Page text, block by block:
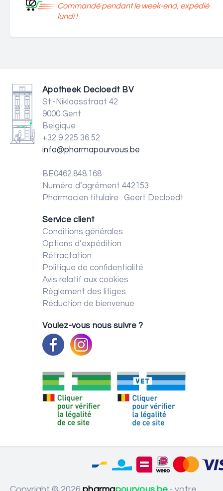
Commandé pendant le week-end, expédié
lundi !
Apotheek Decloedt BV
St.-Niklaasstraat 42
9000 Gent
Belgique
+32 9 225 36 52
info@pharmapourvous.be
BE0462.848.168
Numéro d’agrément 442153
Pharmacien titulaire : Geert Decloedt
Service client
Conditions générales
Options d’expédition
Rétractation
Politique de confidentialité
Avis relatif aux cookies
Règlement des litiges
Réduction de bienvenue
Voulez-vous nous suivre ?